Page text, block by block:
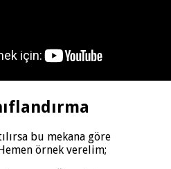
bu mekana göre
örnek verelim;